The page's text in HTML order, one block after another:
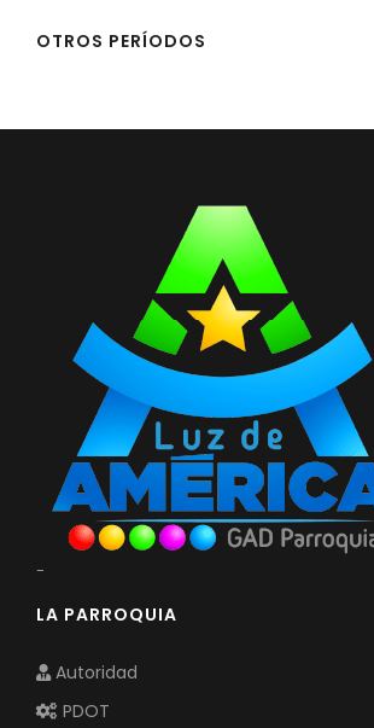
OTROS PERÍODOS
-
LA PARROQUIA
Autoridad
PDOT